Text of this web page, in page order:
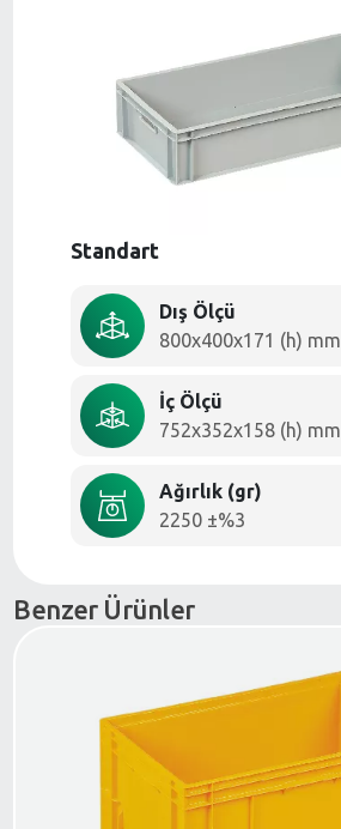
Standart
Dış Ölçü
800x400x171 (h) mm
İç Ölçü
752x352x158 (h) mm
Ağırlık (gr)
2250 ±%3
Benzer Ürünler